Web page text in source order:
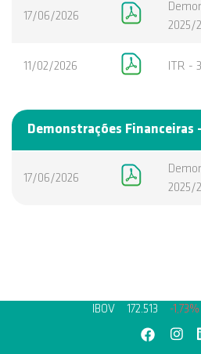
17/06/2026
2025/
11/02/2026 ITR -
Demonstrações Financeiras
17/06/2026
2025/
IBOV 172.513 -1,73%